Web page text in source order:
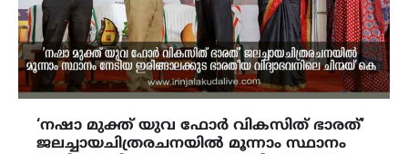
‘നഷാ മുക്ത് യുവ ഫോർ വികസിത് ഭാരത്’
ജലച്ചായചിത്രരചനയിൽ മൂന്നാം സ്ഥാനം